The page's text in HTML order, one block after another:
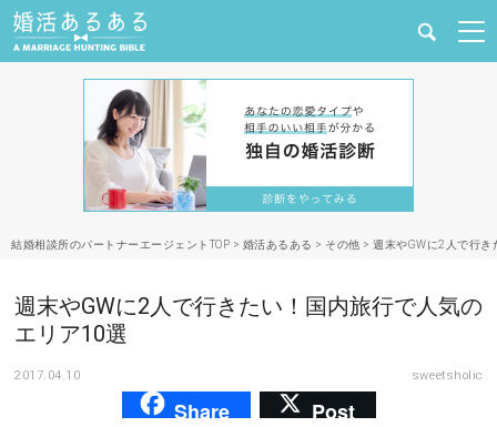
婚活と結婚
恋愛の悩み
合コン・街コン
マッチングアプリ
結婚相談所のパートナーエージェントTOP > 婚活あるある > その他 > 週末やGWに2人で行
週末やGWに2人で行きたい！国内旅行で人気の
エリア10選
2017.04.10 sweetsholic
Share Post